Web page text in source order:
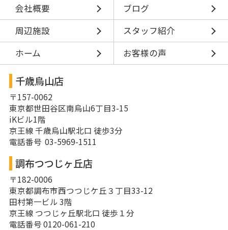
会社概要
ブログ
周辺施設
スタッフ紹介
ホーム
お客様の声
千歳烏山店
〒157-0062
東京都世田谷区南烏山6丁目3-15
iKビル1階
京王線 千歳烏山駅北口 徒歩3分
電話番号 03-5969-1511
調布つつじヶ丘店
〒182-0006
東京都調布市西つつじケ丘３丁目33-12
田村第一ビル 3階
京王線 つつじヶ丘駅北口 徒歩１分
電話番号 0120-061-210